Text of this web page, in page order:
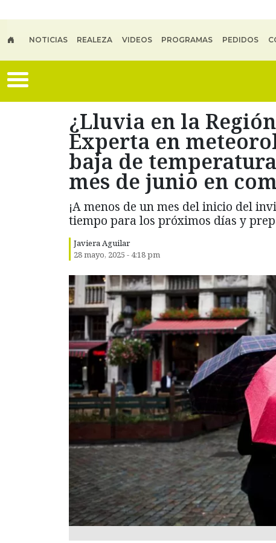
NOTICIAS REALEZA VIDEOS PROGRAMAS PEDIDOS
¿Lluvia en la
Experta en
baja de
mes de junio en
¡A menos de un mes del inicio del
tiempo para los próximos días y
Javiera Aguilar
28 mayo, 2025 - 4:18 pm